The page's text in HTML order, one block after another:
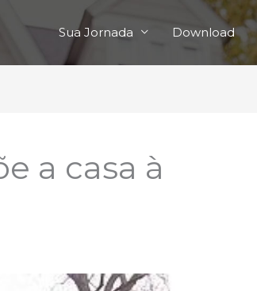
Sua Jornada Download
a casa à